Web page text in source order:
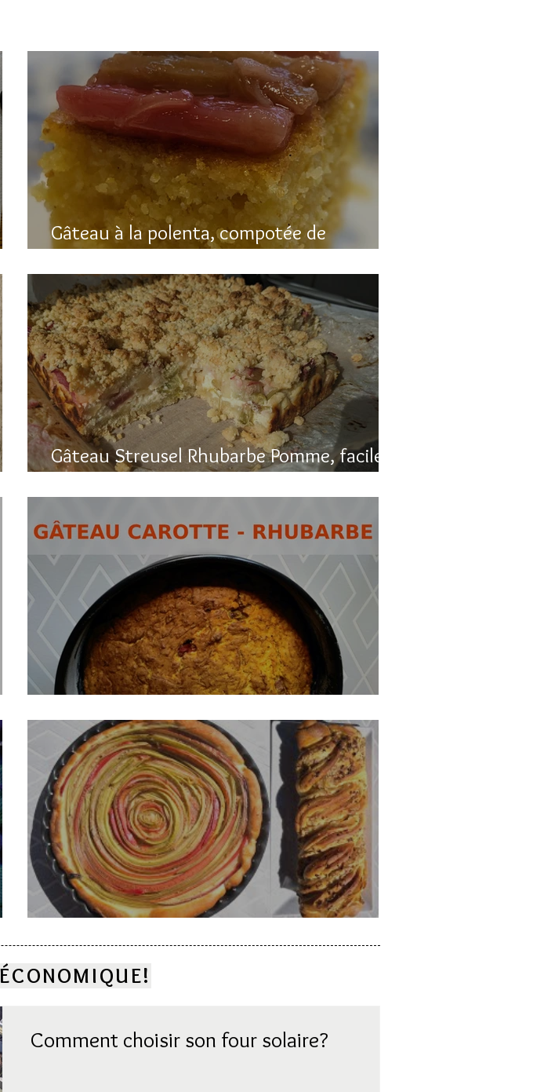
Gâteau à la polenta, compotée de
rhubarbe (sans gluten)
Gâteau Streusel Rhubarbe Pomme, facile
et hyper bon!
Gâteau printanier, carotte et rhubarbe
Deux gâteaux à la rhubarbe
Comment choisir son four solaire?